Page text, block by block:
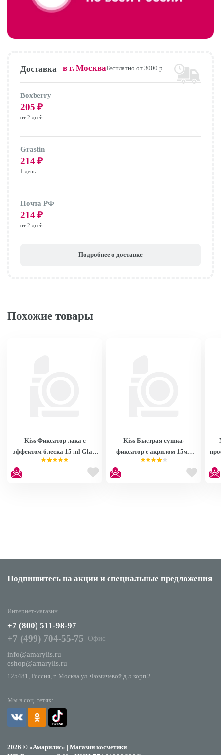
Доставка в г. МоскваБесплатно от 3000 р.
Boxberry
205 ₽
от 2 дней
Grastin
214 ₽
1 день
Почта РФ
214 ₽
от 2 дней
Подробнее о доставке
Похожие товары
Kiss Фиксатор лака c
эффектом блеска 15 ml Glass
Shine KTR07F без стикеров
Kiss Быстрая сушка-
фиксатор с акрилом 15мл
Acrylic Super Dry Top Coat
Подпишитесь на акции и специальные предложения
Мы в соц. сетях:
2026 © «Амарилис» | Магазин косметики
Интернет-магазин
+7 (800) 511-98-97
+7 (499) 704-55-75
Офис
info@amarylis.ru
eshop@amarylis.ru
125481, Россия, г. Москва ул. Фомичевой д.5 корп.2